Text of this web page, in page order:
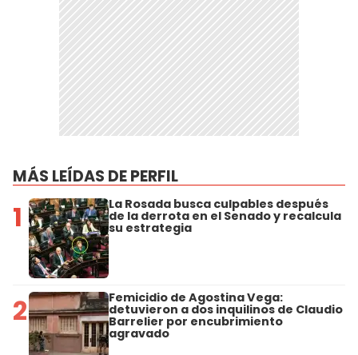
MÁS LEÍDAS DE PERFIL
1 La Rosada busca culpables después
de la derrota en el Senado y recalcula
su estrategia
2 Femicidio de Agostina Vega:
detuvieron a dos inquilinos de Claudio
Barrelier por encubrimiento
agravado